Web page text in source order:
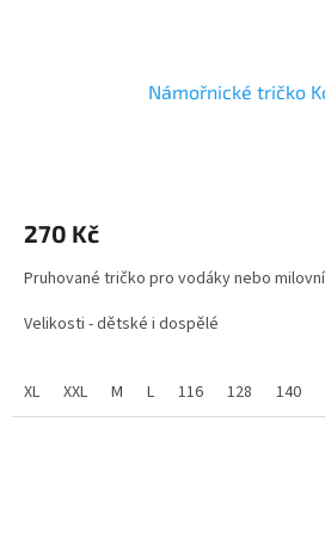
Námořnické tričko
je
z
hvězdiček.
270 Kč
Pruhované tričko pro vodáky nebo
Velikosti - dětské i dospělé
XL
XXL M L 116 128 140